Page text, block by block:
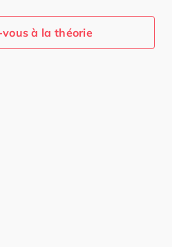
vous à la théorie